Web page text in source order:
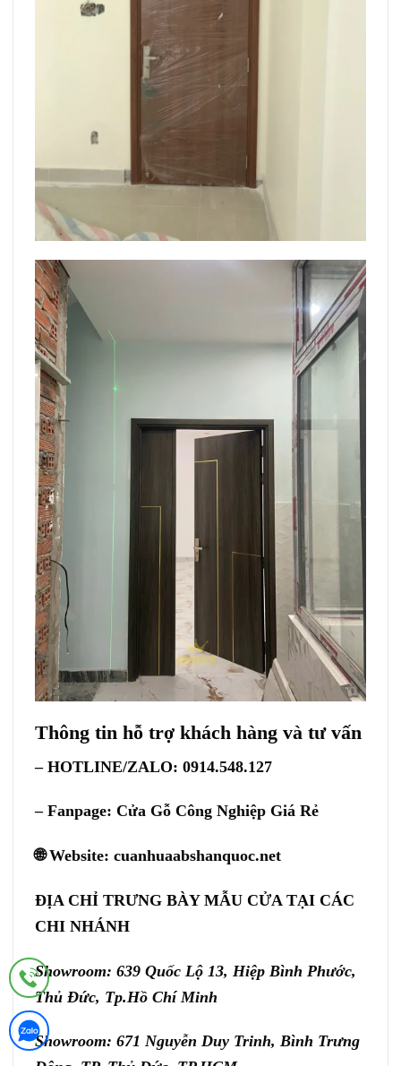
Thông tin hỗ trợ khách hàng và tư vấn
– HOTLINE/ZALO: 0914.548.127
– Fanpage: Cửa Gỗ Công Nghiệp Giá Rẻ
🌐 Website: cuanhuaabshanquoc.net
ĐỊA CHỈ TRƯNG BÀY MẪU CỬA TẠI CÁC
CHI NHÁNH
Showroom: 639 Quốc Lộ 13, Hiệp Bình Phước,
Thủ Đức, Tp.Hồ Chí Minh
Showroom: 671 Nguyễn Duy Trinh, Bình Trưng